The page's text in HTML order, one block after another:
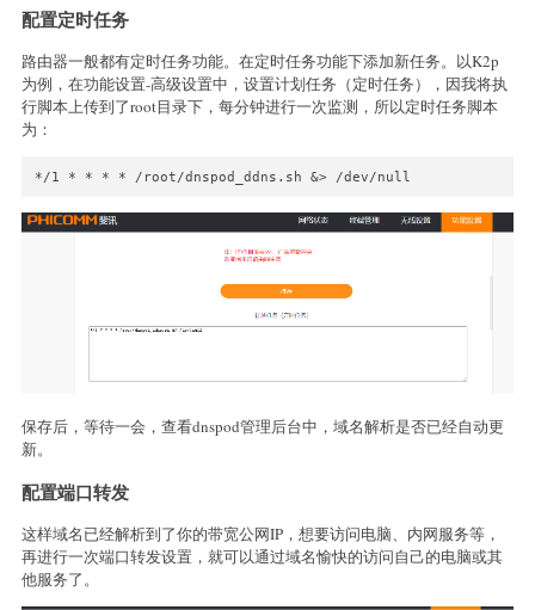
echo "IP SAME IN DNS,SKIP UPDATE."
exit
fi
fi
Record="$(curl -4 -k $(if [ -n "$OUT" ]; then echo "--
iferr="$(echo ${Record#*code}|cut -d'"' -f3)"
record_ip=$(echo ${Record#*value}|cut -d'"' -f3)
if [ "$record_ip" == "$URLIP" ];then
echo "IP SAME IN API,SKIP UPDATE."
record_id=$(echo ${Record#*\"records\"\:\[\{\"id\"}|cut -
record_line_id=$(echo ${Record#*line_id}|cut -d'"' -f3)
ddns="$(curl -4 -k $(if [ -n "$OUT" ]; then echo "--interface
echo -n "DDNS upadte result:$ddns_result "
echo $ddns|grep -Eo "$IPREX"|tail -n1
else echo -n Get $host.$domain error :
echo $(echo ${Record#*message\"})|cut -d'"' -f2
配置定时任务
路由器一般都有定时任务功能。在定时任务功能下添加新任务。以K2p
为例，在功能设置-高级设置中，设置计划任务（定时任务），因我将执
行脚本上传到了root目录下，每分钟进行一次监测，所以定时任务脚本
为：
*/1 * * * * /root/dnspod_ddns.sh &> /dev/null
保存后，等待一会，查看dnspod管理后台中，域名解析是否已经自动更
新。
配置端口转发
这样域名已经解析到了你的带宽公网IP，想要访问电脑、内网服务等，
再进行一次端口转发设置，就可以通过域名愉快的访问自己的电脑或其
他服务了。